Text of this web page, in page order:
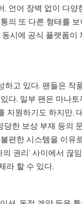
언어 장벽 없이 다
의 또 다른 형태를
시에 공식 플랫폼이
고 있다. 팬들은 작
다. 일부 팬은 마나
지원하기도 하지만,
한 보상 부재 등의
편한 시스템을 이유
의 권리’ 사이에서 끊
라 할 수 있다.